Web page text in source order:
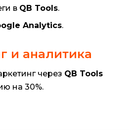
в QB Tools.
Analytics.
и аналитика
через QB Tools
на 30%.